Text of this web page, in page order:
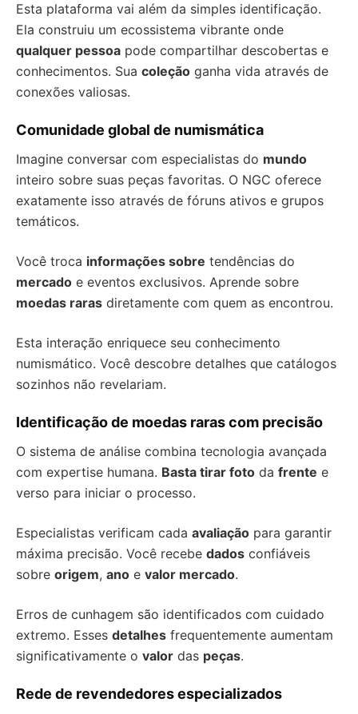
Esta plataforma vai além da simples identificação.
Ela construiu um ecossistema vibrante onde
qualquer pessoa pode compartilhar descobertas e
conhecimentos. Sua coleção ganha vida através de
conexões valiosas.
Comunidade global de numismática
Imagine conversar com especialistas do mundo
inteiro sobre suas peças favoritas. O NGC oferece
exatamente isso através de fóruns ativos e grupos
temáticos.
Você troca informações sobre tendências do
mercado e eventos exclusivos. Aprende sobre
moedas raras diretamente com quem as encontrou.
Esta interação enriquece seu conhecimento
numismático. Você descobre detalhes que catálogos
sozinhos não revelariam.
Identificação de moedas raras com precisão
O sistema de análise combina tecnologia avançada
com expertise humana. Basta tirar foto da frente e
verso para iniciar o processo.
Especialistas verificam cada avaliação para garantir
máxima precisão. Você recebe dados confiáveis
sobre origem, ano e valor mercado.
Erros de cunhagem são identificados com cuidado
extremo. Esses detalhes frequentemente aumentam
significativamente o valor das peças.
Rede de revendedores especializados